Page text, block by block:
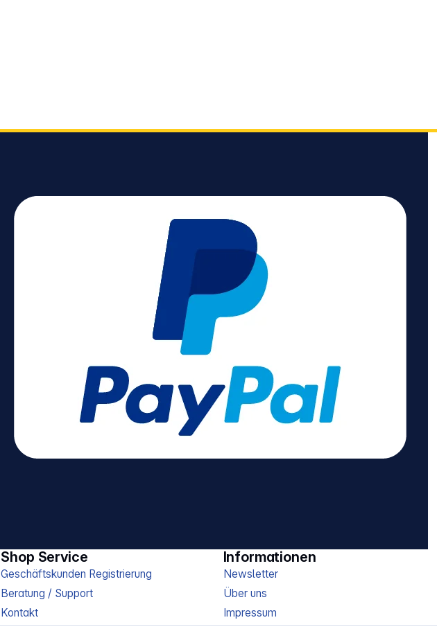
Shop Service
Geschäftskunden Registrierung
Beratung / Support
Kontakt
Informationen
Newsletter
Über uns
Impressum